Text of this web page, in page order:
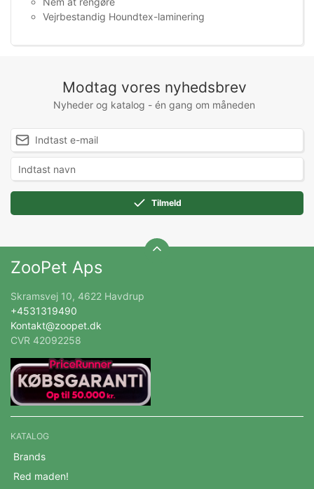
Vejrbestandig Houndtex-laminering
Modtag vores nyhedsbrev
Nyheder og katalog - én gang om måneden
Tilmeld
ZooPet Aps
Skramsvej 10, 4622 Havdrup
+4531319490
Kontakt@zoopet.dk
CVR 42092258
KATALOG
Brands
Red maden!